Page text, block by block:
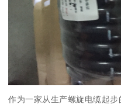
作为一家从生产螺旋电缆起